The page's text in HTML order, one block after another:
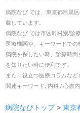
病院なび では、 東京都目黒区
載しています。
病院なび では市区町村別/診
医療機関や、キーワードでの
病院を探したい時、診療時
を知りたい時に便利です。
また、役立つ医療コラムな
関連キーワード: 内科 / 心療
病院なびトップ > 東京